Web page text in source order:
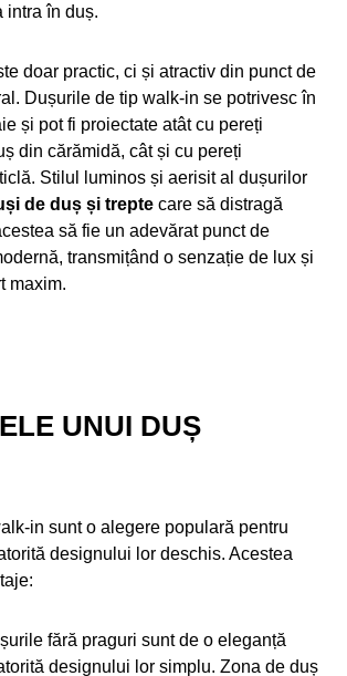
intra în duș.
doar practic, ci și atractiv din punct de
Dușurile de tip walk-in se potrivesc în
și pot fi proiectate atât cu pereți
din cărămidă, cât și cu pereți
Stilul luminos și aerisit al dușurilor
de duș și trepte care să distragă
să fie un adevărat punct de
transmițând o senzație de lux și
maxim.
UNUI DUȘ
in sunt o alegere populară pentru
designului lor deschis. Acestea
fără praguri sunt de o eleganță
designului lor simplu. Zona de duș